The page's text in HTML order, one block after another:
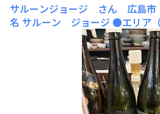
サルーンジョージ さん 広島市
名 サルーン ジョージ ●エリア
広島県広島市中区土橋町3-4 ●飲
ルグリーン DAIYAME ●おすす
5品のつまみで定額料金ありです
メ飲めます 料理も美味しいです